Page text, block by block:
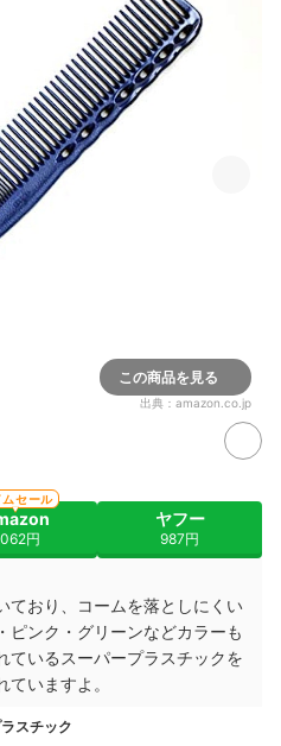
この商品を見る
出典： amazon.co.jp
円
ムセール
ヤフー
987円
ており、コームを落としにくい
ピンク・グリーンなどカラーも
ているスーパープラスチックを
いますよ。
スチック